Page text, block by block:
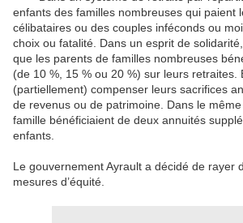
enfants des familles nombreuses qui paient
célibataires ou des couples inféconds ou
choix ou fatalité. Dans un esprit de
que les parents de familles nombreuses
(de 10 %, 15 % ou 20 %) sur leurs retraites.
(partiellement) compenser leurs sacrifices
de revenus ou de patrimoine. Dans le
famille bénéficiaient de deux annuités
enfants.
Le gouvernement Ayrault a décidé de rayer
mesures d’équité.